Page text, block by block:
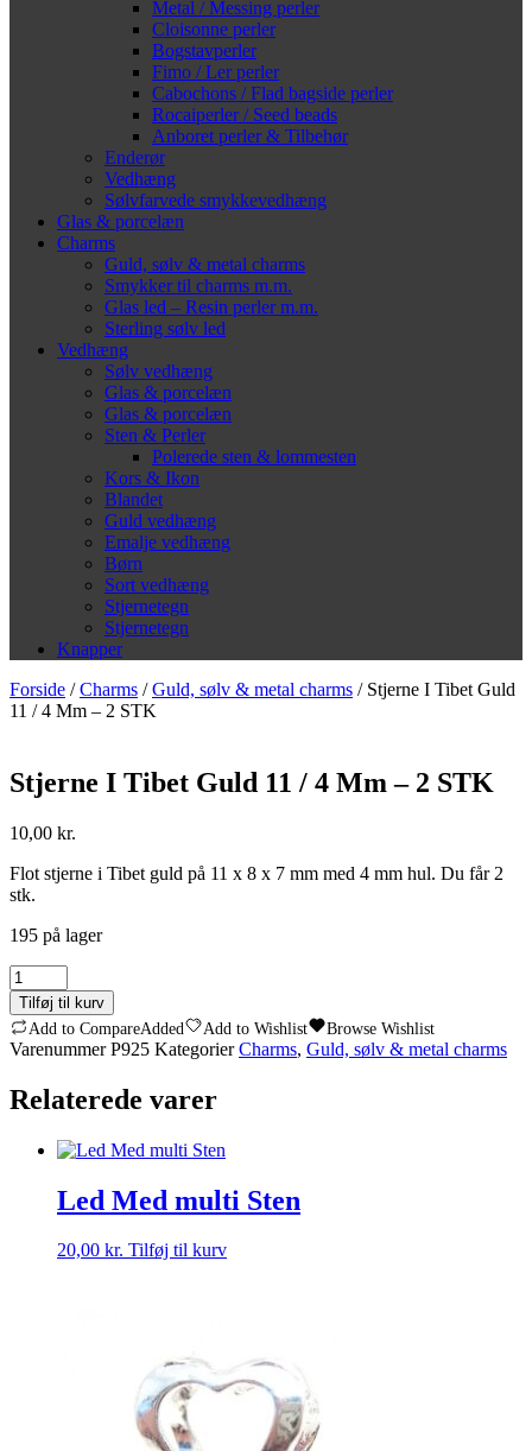
Metal / Messing perler
Cloisonne perler
Bogstavperler
Fimo / Ler perler
Cabochons / Flad bagside perler
Rocaiperler / Seed beads
Anboret perler & Tilbehør
Enderør
Vedhæng
Sølvfarvede smykkevedhæng
Glas & porcelæn
Charms
Guld, sølv & metal charms
Smykker til charms m.m.
Glas led – Resin perler m.m.
Sterling sølv led
Vedhæng
Sølv vedhæng
Glas & porcelæn
Glas & porcelæn
Sten & Perler
Polerede sten & lommesten
Kors & Ikon
Blandet
Guld vedhæng
Emalje vedhæng
Børn
Sort vedhæng
Stjernetegn
Stjernetegn
Knapper
Forside /Charms /Guld, sølv & metal charms / Stjerne I Tibet Guld
11 / 4 Mm – 2 STK
Stjerne I Tibet Guld 11 / 4 Mm – 2 STK
10,00 kr.
Flot stjerne i Tibet guld på 11 x 8 x 7 mm med 4 mm hul. Du får 2
stk.
195 på lager
Stjerne
I
Tibet
Guld
11
4
Tilføj til kurv
Add to CompareAdded Add to Wishlist Browse Wishlist
VarenummerP925 Kategorier Charms, Guld, sølv & metal charms
Relaterede varer
Led Med multi Sten
20,00 kr. Tilføj til kurv